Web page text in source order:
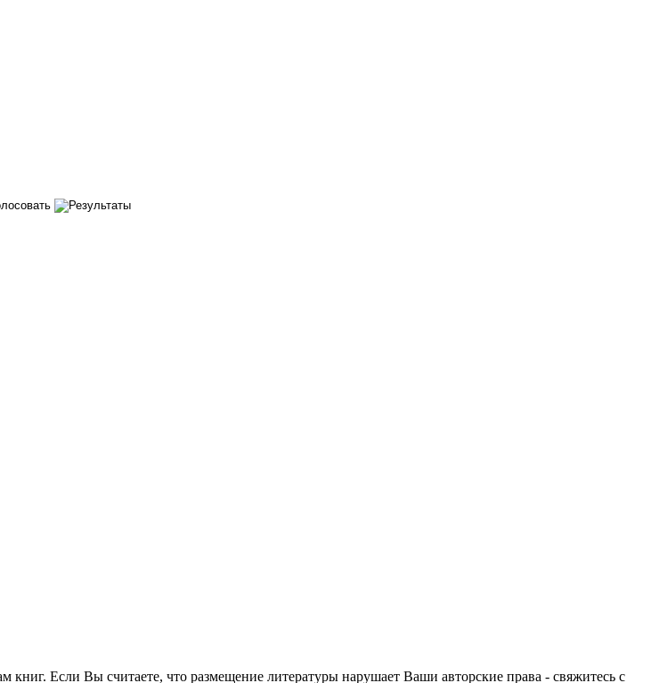
книг. Если Вы считаете, что размещение литературы нарушает Ваши авторские права - свяжитесь с